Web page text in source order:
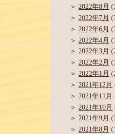
2022年8月
2022年7月
2022年6月
2022年4月
2022年3月
2022年2月
2022年1月
2021年12月
2021年11月
2021年10月
2021年9月
2021年8月